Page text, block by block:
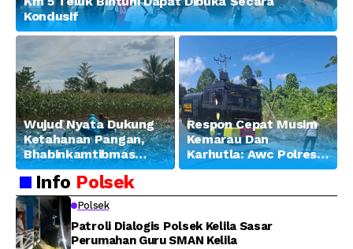
Kondusif
Wujud Nyata Dukung
Ketahanan Pangan,
Bhabinkamtibmas
Banjar Ausoy Turun
Langsung Bantu
Warga Panen Jagung
Respon Cepat Musim
Kemarau Dan
Karhutla: Awc Polres
Teluk Bintuni
Lahan di Jalan Poros
Info Polsek
Polsek
Patroli Dialogis Polsek Kelila Sasar
Perumahan Guru SMAN Kelila